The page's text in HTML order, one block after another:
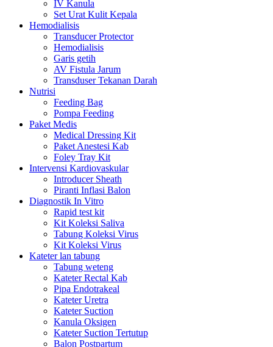
IV Kanula
Set Urat Kulit Kepala
Hemodialisis
Transducer Protector
Hemodialisis
Garis getih
AV Fistula Jarum
Transduser Tekanan Darah
Nutrisi
Feeding Bag
Pompa Feeding
Paket Medis
Medical Dressing Kit
Paket Anestesi Kab
Foley Tray Kit
Intervensi Kardiovaskular
Introducer Sheath
Piranti Inflasi Balon
Diagnostik In Vitro
Rapid test kit
Kit Koleksi Saliva
Tabung Koleksi Virus
Kit Koleksi Virus
Kateter lan tabung
Tabung weteng
Kateter Rectal Kab
Pipa Endotrakeal
Kateter Uretra
Kateter Suction
Kanula Oksigen
Kateter Suction Tertutup
Balon Postpartum